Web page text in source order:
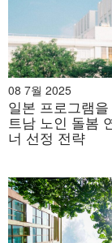
접근
하다
맞춤형
아이들
롭게 활
택하고
속도에
습합니
대가 섞
이라 나
린 아이
울 수 있
다.
08 7월 2025
일본 프로그램
트남 노인 돌봄
너 선정 전략